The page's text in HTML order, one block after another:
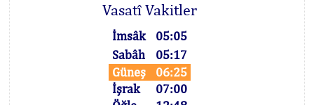
Vasatî Vakitler
İmsâk
05:05
Sabâh
05:17
Güneş
06:25
İşrak
07:00